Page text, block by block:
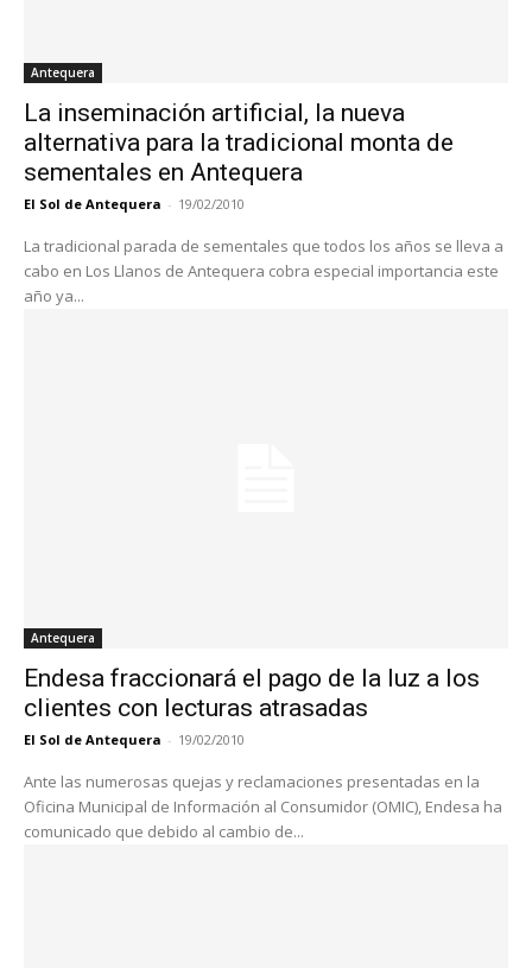
Antequera
La inseminación artificial, la nueva
alternativa para la tradicional monta de
sementales en Antequera
El Sol de Antequera - 19/02/2010
La tradicional parada de sementales que todos los años se lleva a
cabo en Los Llanos de Antequera cobra especial importancia este
año ya...
Antequera
Endesa fraccionará el pago de la luz a los
clientes con lecturas atrasadas
El Sol de Antequera - 19/02/2010
Ante las numerosas quejas y reclamaciones presentadas en la
Oficina Municipal de Información al Consumidor (OMIC), Endesa ha
comunicado que debido al cambio de...